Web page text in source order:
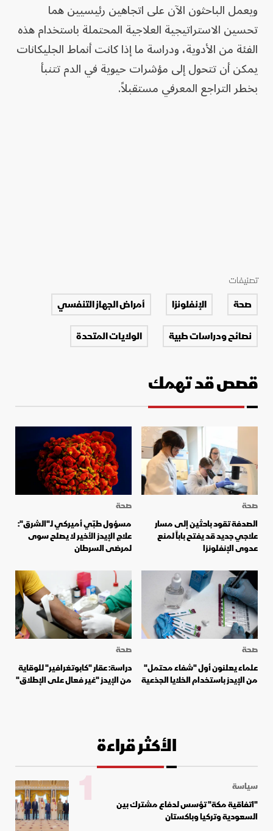
ويعمل الباحثون الآن على اتجاهين رئيسيين هما
تحسين الاستراتيجية العلاجية المحتملة باستخدام هذه
الفئة من الأدوية، ودراسة ما إذا كانت أنماط الجليكانات
يمكن أن تتحول إلى مؤشرات حيوية في الدم تتنبأ
بخطر التراجع المعرفي مستقبلاً.
تصنيفات
صحة الإنفلونزا
أمراض الجهاز التنفسي
نصائح ودراسات طبية
الولايات المتحدة
قصص قد تهمك
صحة
الصدفة تقود باحثين إلى مسار
علاجي جديد قد يفتح باباً لمنع
عدوى الإنفلونزا
صحة
مسؤول طبّي أميركي لـ"الشرق":
علاج الإيدز الأخير لا يصلح سوى
لمرضى السرطان
صحة
علماء يعلنون أول "شفاء محتمل"
من الإيدز باستخدام الخلايا الجذعية
صحة
دراسة: عقار "كابوتغرافير" للوقاية
من الإيدز "غير فعال على الإطلاق"
الأكثر قراءة
سياسة
"اتفاقية مكة" تؤسس لدفاع مشترك بين
السعودية وتركيا وباكستان
1